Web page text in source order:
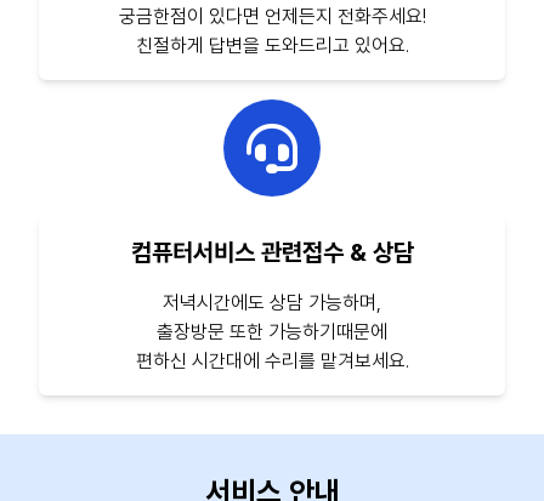
궁금한점이 있다면 언제든지 전화주세요!
친절하게 답변을 도와드리고 있어요.
컴퓨터서비스 관련접수 & 상담
저녁시간에도 상담 가능하며,
출장방문 또한 가능하기때문에
편하신 시간대에 수리를 맡겨보세요.
서비스 안내